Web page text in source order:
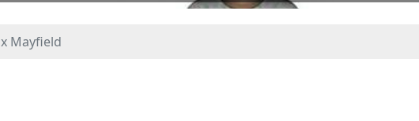
Mayfield